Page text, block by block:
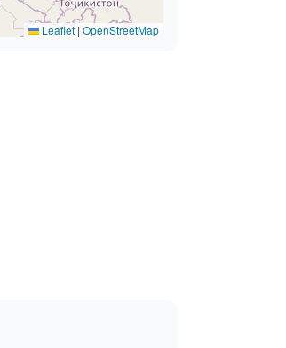
Leaflet | OpenStreetMap